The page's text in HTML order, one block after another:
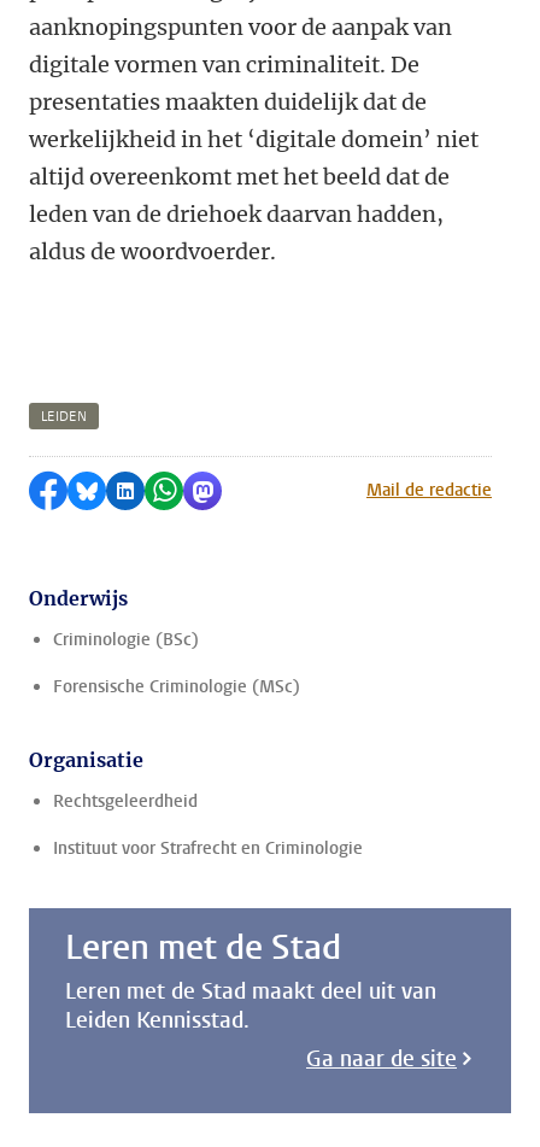
aanknopingspunten voor de aanpak van
digitale vormen van criminaliteit. De
presentaties maakten duidelijk dat de
werkelijkheid in het ‘digitale domein’ niet
altijd overeenkomt met het beeld dat de
leden van de driehoek daarvan hadden,
aldus de woordvoerder.
LEIDEN
Delen op Facebook
Delen via Bluesky
Delen op LinkedIn
Delen via WhatsApp
Delen via MastodonMail de redactie
Onderwijs
Criminologie (BSc)
Forensische Criminologie (MSc)
Organisatie
Rechtsgeleerdheid
Instituut voor Strafrecht en Criminologie
Leren met de Stad
Leren met de Stad maakt deel uit van
Leiden Kennisstad.
Ga naar de site